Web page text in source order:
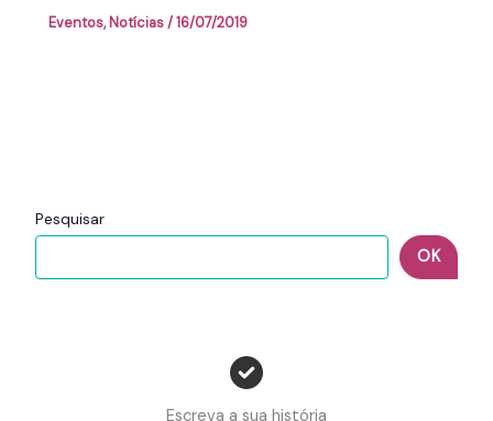
Pesquisar
OK
Escreva a sua história
Eventos,Notícias/16/07/2019